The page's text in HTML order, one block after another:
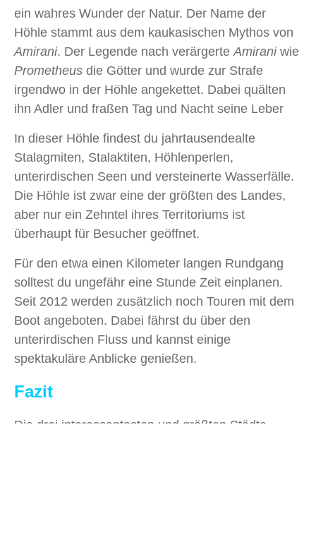
ein wahres Wunder der Natur. Der Name der
Höhle stammt aus dem kaukasischen Mythos von
Amirani. Der Legende nach verärgerteAmiraniwie
Prometheus die Götter und wurde zur Strafe
irgendwo in der Höhle angekettet. Dabei quälten
ihn Adler und fraßen Tag und Nacht seine Leber
In dieser Höhle findest du jahrtausendealte
Stalagmiten, Stalaktiten, Höhlenperlen,
unterirdischen Seen und versteinerte Wasserfälle.
Die Höhle ist zwar eine der größten des Landes,
aber nur ein Zehntel ihres Territoriums ist
überhaupt für Besucher geöffnet.
Für den etwa einen Kilometer langen Rundgang
solltest du ungefähr eine Stunde Zeit einplanen.
Seit 2012 werden zusätzlich noch Touren mit dem
Boot angeboten. Dabei fährst du über den
unterirdischen Fluss und kannst einige
spektakuläre Anblicke genießen.
Fazit
Die drei interessantesten und größten Städte